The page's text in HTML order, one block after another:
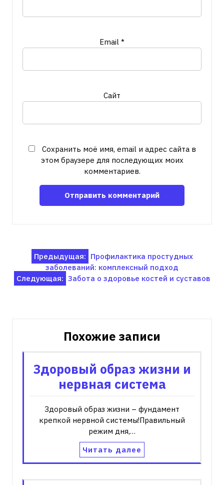
Email *
Сайт
Сохранить моё имя, email и адрес сайта в
этом браузере для последующих моих
комментариев.
Навигация
по
записям
Предыдущая: Профилактика простудных
заболеваний: комплексный подход
Следующая: Забота о здоровье костей и суставов
Похожие записи
Здоровый образ жизни и
нервная система
Здоровый образ жизни – фундамент
крепкой нервной системы!Правильный
режим дня,…
Читать далее